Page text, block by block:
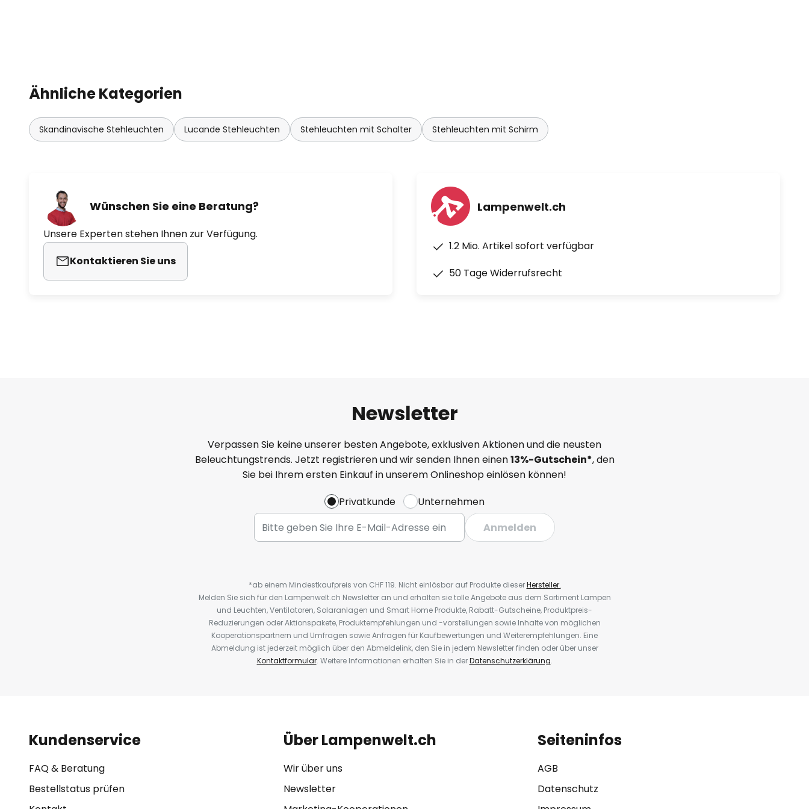
Ähnliche Kategorien
Skandinavische Stehleuchten Lucande Stehleuchten Stehleuchten mit Schalter Stehleuchten mit Schirm
Wünschen Sie eine Beratung?
Unsere Experten stehen Ihnen zur Verfügung.
Kontaktieren Sie uns
Lampenwelt.ch
1.2 Mio. Artikel sofort verfügbar
50 Tage Widerrufsrecht
Newsletter
Verpassen Sie keine unserer besten Angebote, exklusiven Aktionen und die neusten
Beleuchtungstrends. Jetzt registrieren und wir senden Ihnen einen13%-Gutschein*, den
Sie bei Ihrem ersten Einkauf in unserem Onlineshop einlösen können!
Privatkunde
Unternehmen
Anmelden
*ab einem Mindestkaufpreis von CHF 119. Nicht einlösbar auf Produkte dieserHersteller.
Melden Sie sich für den Lampenwelt.ch Newsletter an und erhalten sie tolle Angebote aus dem Sortiment Lampen
und Leuchten, Ventilatoren, Solaranlagen und Smart Home Produkte, Rabatt-Gutscheine, Produktpreis-
Reduzierungen oder Aktionspakete, Produktempfehlungen und -vorstellungen sowie Inhalte von möglichen
Kooperationspartnern und Umfragen sowie Anfragen für Kaufbewertungen und Weiterempfehlungen. Eine
Abmeldung ist jederzeit möglich über den Abmeldelink, den Sie in jedem Newsletter finden oder über unser
Kontaktformular. Weitere Informationen erhalten Sie in derDatenschutzerklärung.
Kundenservice
FAQ & Beratung
Bestellstatus prüfen
Über Lampenwelt.ch
Wir über uns
Newsletter
Seiteninfos
AGB
Datenschutz